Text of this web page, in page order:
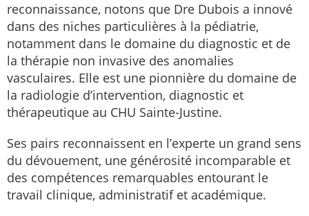
reconnaissance, notons que Dre Dubois a innové
dans des niches particulières à la pédiatrie,
notamment dans le domaine du diagnostic et de
la thérapie non invasive des anomalies
vasculaires. Elle est une pionnière du domaine de
la radiologie d’intervention, diagnostic et
thérapeutique au CHU Sainte-Justine.
Ses pairs reconnaissent en l’experte un grand sens
du dévouement, une générosité incomparable et
des compétences remarquables entourant le
travail clinique, administratif et académique.